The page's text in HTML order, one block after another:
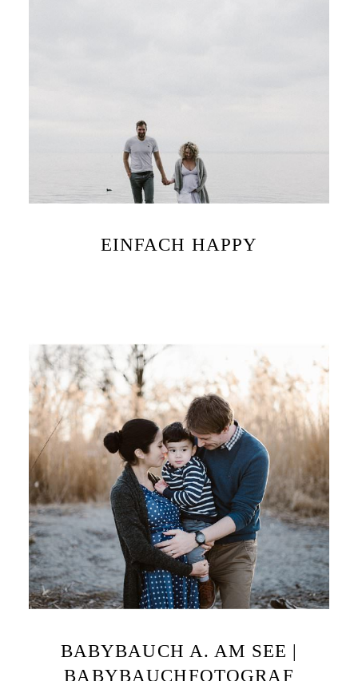
EINFACH HAPPY
BABYBAUCH A. AM SEE |
BABYBAUCHFOTOGRAF